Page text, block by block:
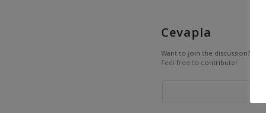
Cevapla
Want to join the discussion?
Feel free to contribute!